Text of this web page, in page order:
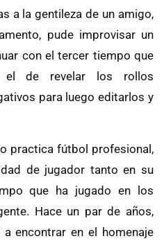
a la gentileza de un amigo,
pude improvisar un
con el tercer tiempo que
de revelar los rollos
para luego editarlos y
practica fútbol profesional,
de jugador tanto en su
que ha jugado en los
Hace un par de años,
encontrar en el homenaje